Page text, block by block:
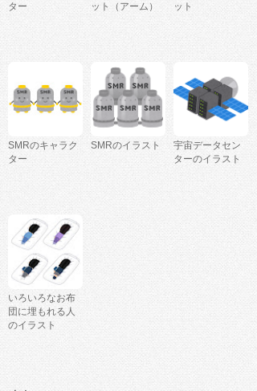
ター
ット（アーム）
ット
SMRのキャラク
ター
SMRのイラスト
宇宙データセン
ターのイラスト
いろいろなお布
団に埋もれる人
のイラスト